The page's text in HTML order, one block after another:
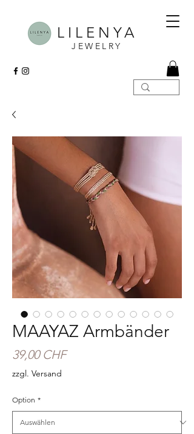
LILENYA
JEWELRY
MAAYAZ Armbänder
39,00 CHFPreis
zzgl. Versand
Option *